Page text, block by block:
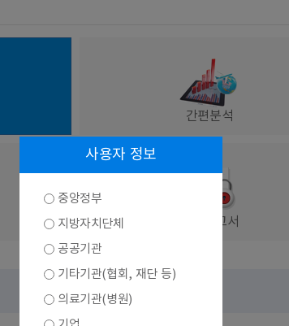
간편분석
결과보고서
사용자 정보
중앙정부
지방자치단체
공공기관
기타기관(협회, 재단 등)
의료기관(병원)